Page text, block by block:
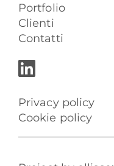
Portfolio
Clienti
Contatti
Privacy policy
Cookie policy